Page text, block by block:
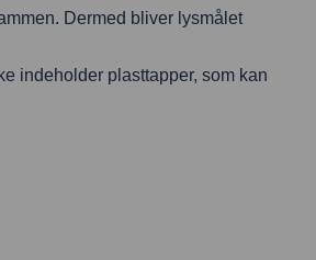
Dermed bliver lysmålet
indeholder plasttapper, som kan